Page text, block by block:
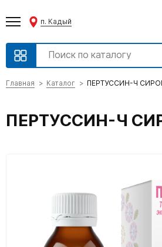
п. Кадый
Главная Каталог ПЕРТУССИН-Ч
ПЕРТУССИН-Ч